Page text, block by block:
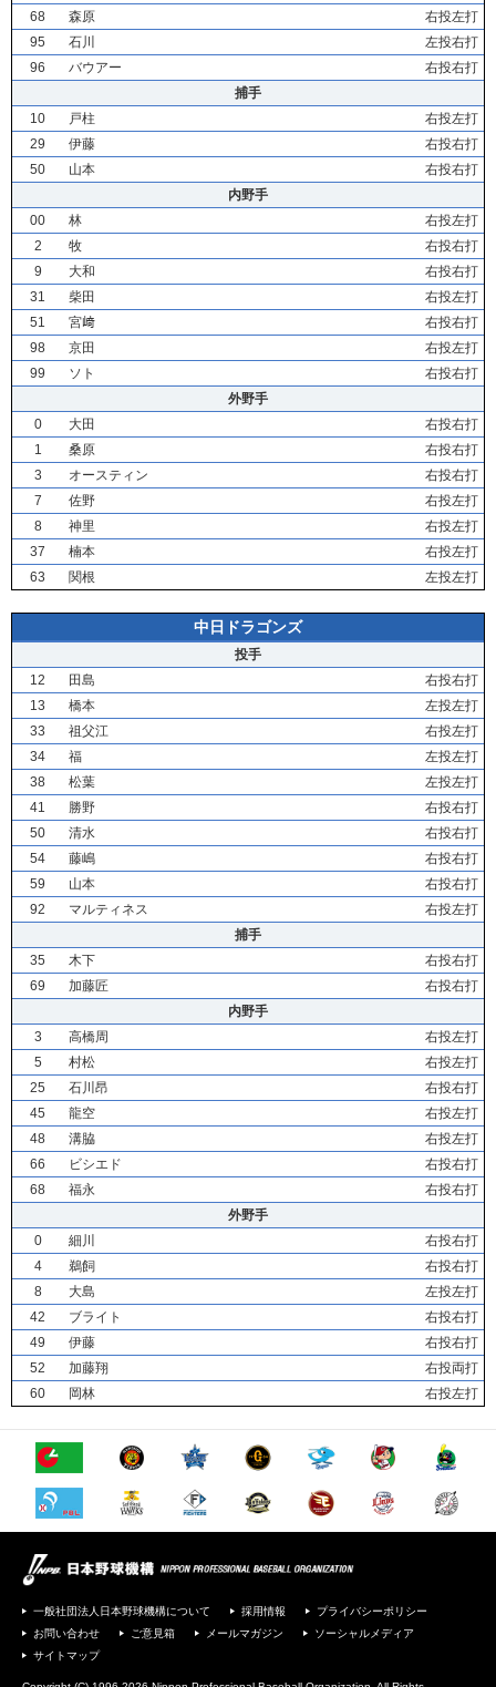
68
森原
右投左打
95
石川
左投右打
96
バウアー
右投右打
捕手
10
戸柱
右投左打
29
伊藤
右投右打
50
山本
右投右打
内野手
00
林
右投左打
2
牧
右投右打
9
大和
右投右打
31
柴田
右投左打
51
宮﨑
右投右打
98
京田
右投左打
99
ソト
右投右打
外野手
0
大田
右投右打
1
桑原
右投右打
3
オースティン
右投右打
7
佐野
右投左打
8
神里
右投左打
37
楠本
右投左打
63
関根 左投左打
中日ドラゴンズ
投手
12
田島
右投右打
13
橋本
左投左打
33
祖父江
右投左打
34
福
左投左打
38
松葉
左投左打
41
勝野
右投右打
50
清水
右投右打
54
藤嶋
右投右打
59
山本
右投右打
92
マルティネス
右投左打
捕手
35
木下
右投右打
69
加藤匠
右投右打
内野手
3
高橋周
右投左打
5
村松
右投左打
25
石川昂
右投右打
45
龍空
右投左打
48
溝脇
右投左打
66
ビシエド
右投右打
68
福永
右投右打
外野手
0
細川
右投右打
4
鵜飼
右投右打
8
大島
左投左打
42
ブライト
右投右打
49
伊藤
右投右打
52
加藤翔
右投両打
60
岡林 右投左打
一般社団法人日本野球機構について 採用情報
プライバシーポリシー
お問い合わせ
ご意見箱 メールマガジン
ソーシャルメディア
サイトマップ